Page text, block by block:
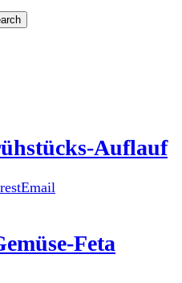
Auflauf
Email
Feta